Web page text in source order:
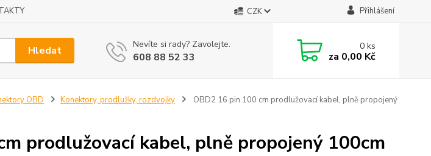
CZK Přihlášení
Hledat Nevíte si rady? Zavolejte.
608 88 52 33
0ks
za 0,00 Kč
OBD Konektory, prodlužky, rozdvojky
OBD2 16 pin 100 cm prodlužovací kabel, plně propojený
prodlužovací kabel, plně propojený 100cm